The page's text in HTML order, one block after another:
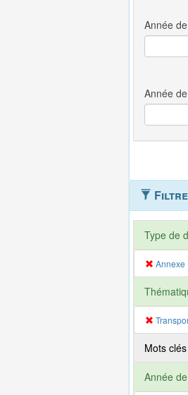
Type de
Annexe
Mots clés
Année